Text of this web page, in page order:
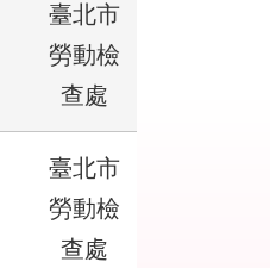
臺北市
勞動檢
查處
臺北市
勞動檢
查處